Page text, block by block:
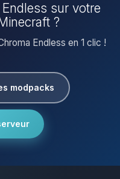
sur votre
?
Endless en 1 clic !
modpacks